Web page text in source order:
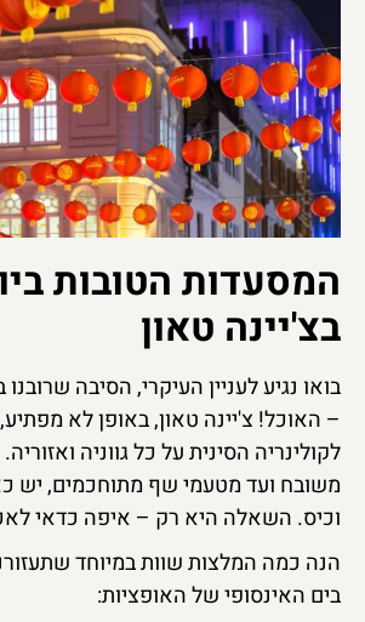
המסעדות הטובות
בצ'יינה טאון
בואו נגיע לעניין העיקרי, הסיבה
– האוכל! צ'יינה טאון, באופן לא
לקולינריה הסינית על כל גווניה
משובח ועד מטעמי שף מתוחכמים, יש
וכיס. השאלה היא רק – איפה כדאי
הנה כמה המלצות שוות במיוחד
בים האינסופי של האופציות: